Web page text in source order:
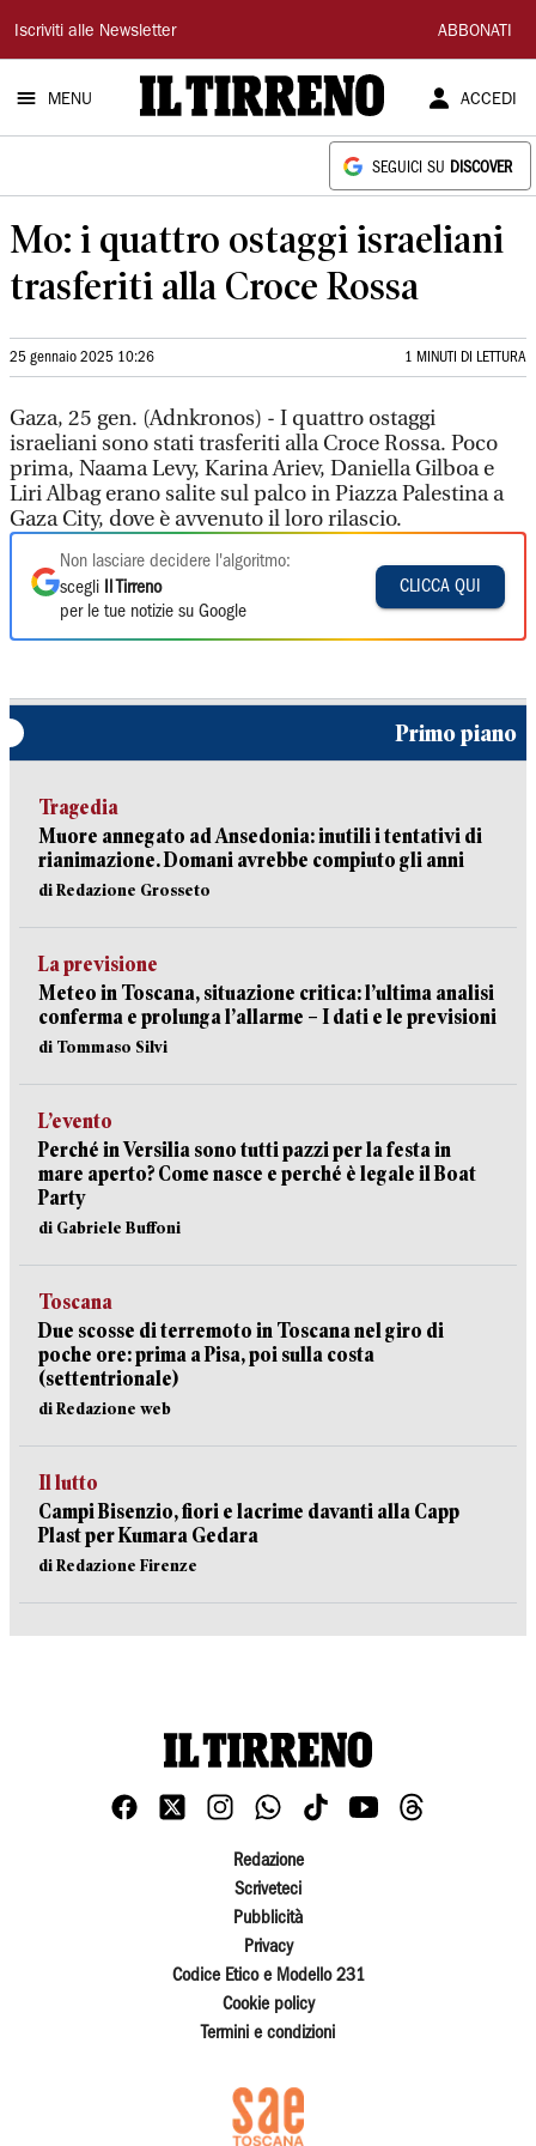
Il
Tirreno
Iscriviti alle Newsletter ABBONATI
MENU ACCEDI
SEGUICI SU DISCOVER
Mo: i quattro ostaggi israeliani
trasferiti alla Croce Rossa
25 gennaio 2025 10:26 1 MINUTI DI LETTURA
Gaza, 25 gen. (Adnkronos) - I quattro ostaggi
israeliani sono stati trasferiti alla Croce Rossa. Poco
prima, Naama Levy, Karina Ariev, Daniella Gilboa e
Liri Albag erano salite sul palco in Piazza Palestina a
Gaza City, dove è avvenuto il loro rilascio.
Non lasciare decidere l'algoritmo:
scegli
Il Tirreno
per le tue notizie su Google
CLICCA QUI
Primo piano
Tragedia
Muore annegato ad Ansedonia: inutili i tentativi di
rianimazione. Domani avrebbe compiuto gli anni
di Redazione Grosseto
La previsione
Meteo in Toscana, situazione critica: l’ultima analisi
conferma e prolunga l’allarme – I dati e le previsioni
di Tommaso Silvi
L’evento
Perché in Versilia sono tutti pazzi per la festa in
mare aperto? Come nasce e perché è legale il Boat
Party
di Gabriele Buffoni
Toscana
Due scosse di terremoto in Toscana nel giro di
poche ore: prima a Pisa, poi sulla costa
(settentrionale)
di Redazione web
Il lutto
Campi Bisenzio, fiori e lacrime davanti alla Capp
Plast per Kumara Gedara
di Redazione Firenze
Redazione
Scriveteci
Pubblicità
Privacy
Codice Etico e Modello 231
Cookie policy
Termini e condizioni